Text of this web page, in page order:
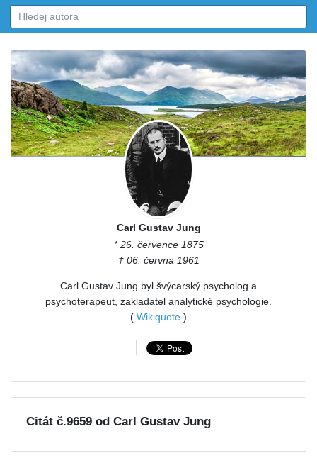
Carl Gustav Jung
* 26. července 1875
† 06. června 1961
Carl Gustav Jung byl švýcarský psycholog a
psychoterapeut, zakladatel analytické psychologie.
( Wikiquote )
Citát č.9659 od Carl Gustav Jung